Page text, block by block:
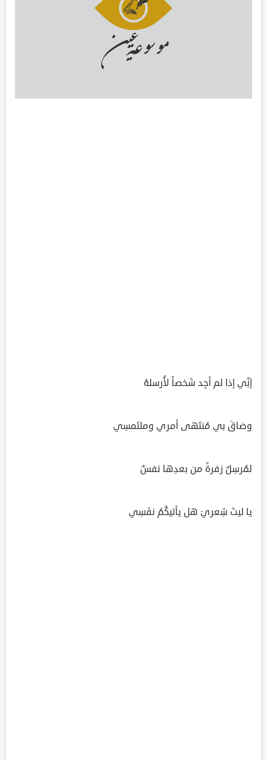
إنِّي إذا لم أجِد شَخصاً لأُرسلهُ
وضاقَ بي مُنتَهى أمري وملتَمسِي
لمُرسِلٌ زفرةً من بعدِها نفسٌ
يا ليتَ شِعريَ هل يأتيكُمُ نفَسِي